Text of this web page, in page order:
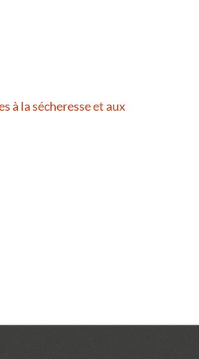
à la sécheresse et aux